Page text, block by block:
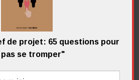
,PMO
de projet: 65 questions pour
pas se tromper"